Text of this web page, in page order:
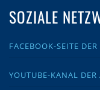
SOZIALE
FACEBOOK-SEITE
YOUTUBE-KANAL